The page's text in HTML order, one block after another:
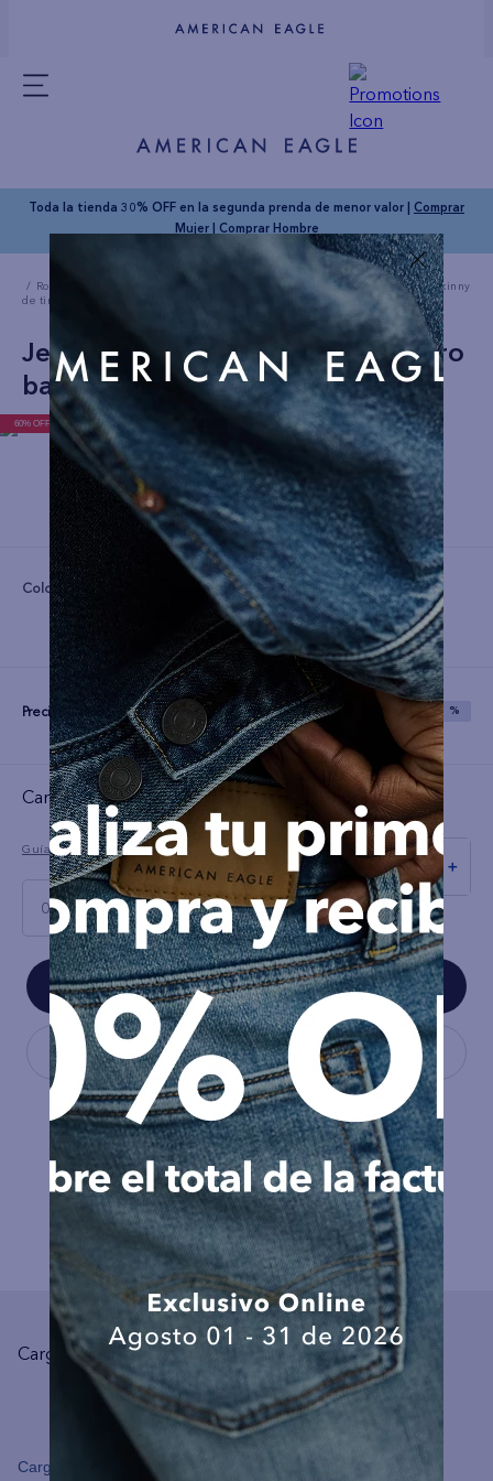
Toda la tienda 30% OFF en la segunda prenda de menor valor | Comprar
Mujer| Comprar Hombre
Ropa Mujer Skinny Straight Jeans
Jean AE Ne(x)t Level Skinny
de tiro bajo
Jean AE Ne(x)t Level Skinny de tiro
bajo
60% OFF
Color:
Precio: S/ 79 S/ 199 60 %
Cargando el resumen…
Guía de tallas
00 Regular
＋
－
COMPLEMENTA TU LOOK
Cargando el resumen…
Cargando comentarios…